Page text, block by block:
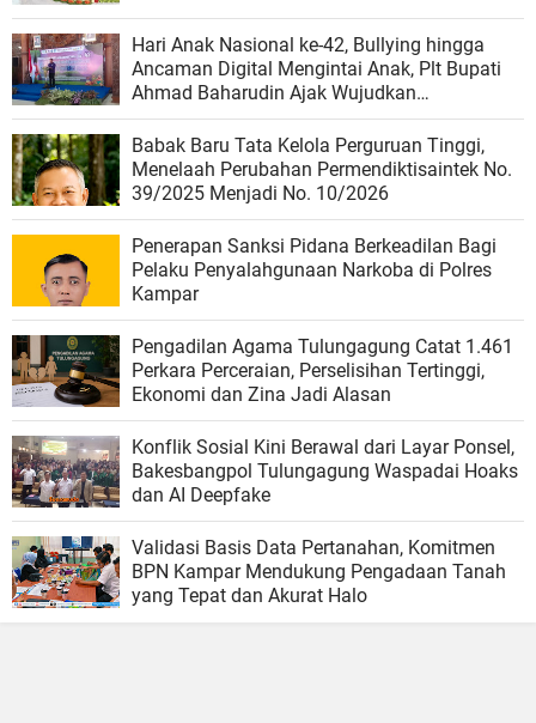
Hari Anak Nasional ke-42, Bullying hingga
Ancaman Digital Mengintai Anak, Plt Bupati
Ahmad Baharudin Ajak Wujudkan
Tulungagung Ramah Anak
Babak Baru Tata Kelola Perguruan Tinggi,
Menelaah Perubahan Permendiktisaintek No.
39/2025 Menjadi No. 10/2026
Penerapan Sanksi Pidana Berkeadilan Bagi
Pelaku Penyalahgunaan Narkoba di Polres
Kampar
Pengadilan Agama Tulungagung Catat 1.461
Perkara Perceraian, Perselisihan Tertinggi,
Ekonomi dan Zina Jadi Alasan
Konflik Sosial Kini Berawal dari Layar Ponsel,
Bakesbangpol Tulungagung Waspadai Hoaks
dan AI Deepfake
Validasi Basis Data Pertanahan, Komitmen
BPN Kampar Mendukung Pengadaan Tanah
yang Tepat dan Akurat Halo